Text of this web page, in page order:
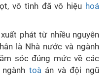
vô tình đã vô hiệu hoá
phát từ nhiều nguyên
là Nhà nước và ngành
sóc đúng mức về các
toà án và đội ngũ